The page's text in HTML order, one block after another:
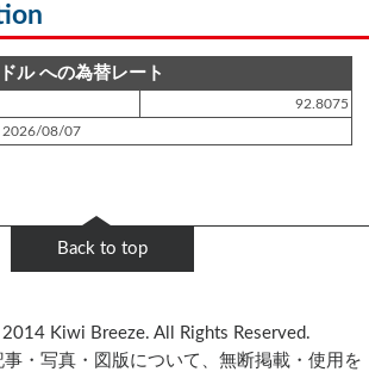
ジーランド産キウイの酢の物
Waghorn」をアップしました!!
ル への為替レート
92.8075
2026/08/07
Back to top
Kiwi Breeze. All Rights Reserved.
・写真・図版について、無断掲載・使用を